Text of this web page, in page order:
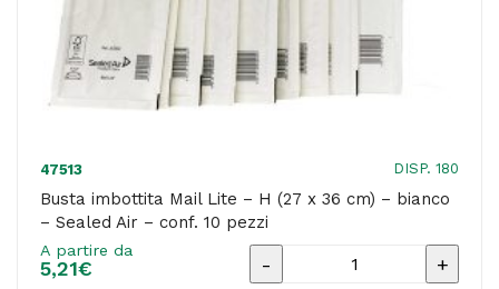
conf.
10
47513 DISP. 180
Busta imbottita Mail Lite – H (27 x 36 cm) – bianco
– Sealed Air – conf. 10 pezzi
A partire da
5,21€
Busta